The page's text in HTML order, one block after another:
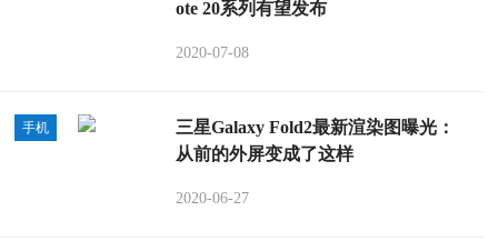
ote 20系列有望发布
2020-07-08
手机
三星Galaxy Fold2最新渲染图曝光：
从前的外屏变成了这样
2020-06-27